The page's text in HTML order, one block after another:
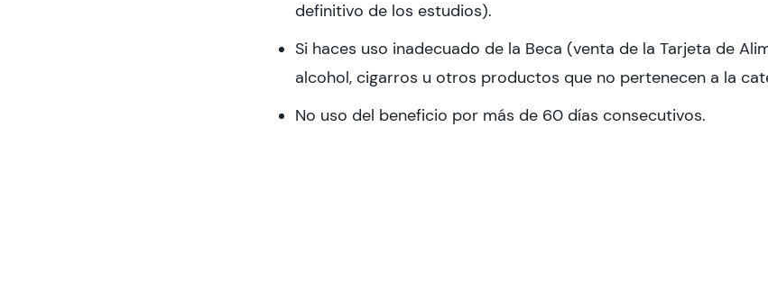
definitivo de los estudios).
Si haces uso inadecuado de la Beca (venta de la Tarjeta de
alcohol, cigarros u otros productos que no pertenecen a la
No uso del beneficio por más de 60 días consecutivos.